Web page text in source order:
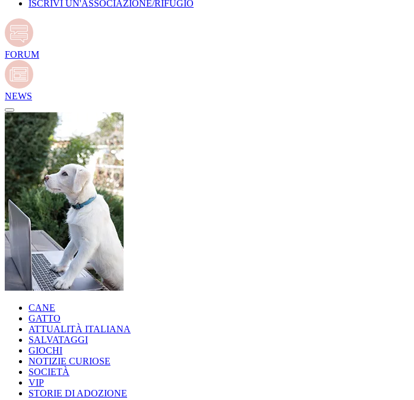
ISCRIVI UN'ASSOCIAZIONE/RIFUGIO
FORUM
NEWS
CANE
GATTO
ATTUALITÀ ITALIANA
SALVATAGGI
GIOCHI
NOTIZIE CURIOSE
SOCIETÀ
VIP
STORIE DI ADOZIONE